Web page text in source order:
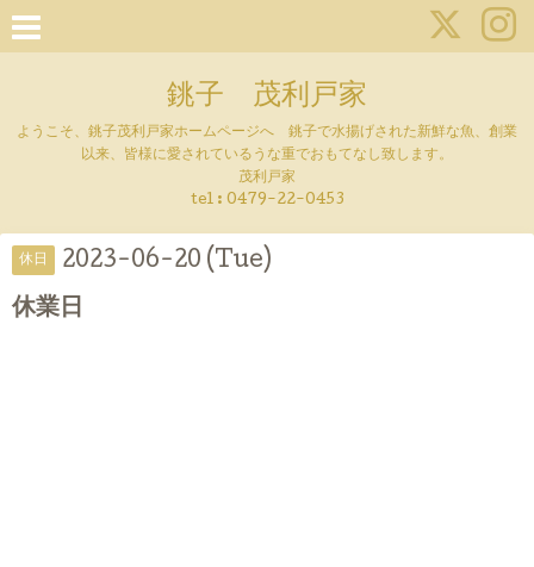
銚子 茂利戸家
ようこそ、銚子茂利戸家ホームページへ 銚子で水揚げされた新鮮な魚、創業
以来、皆様に愛されているうな重でおもてなし致します。
茂利戸家
tel : 0479-22-0453
休日 2023-06-20 (Tue)
休業日